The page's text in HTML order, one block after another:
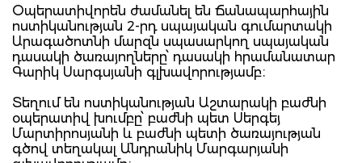
Օպերատիվորեն ժամանել են Ճանապարհային
ոստիկանության 2-րդ սպայական գումարտակի
Արագածոտնի մարզն սպասարկող սպայական
դասակի ծառայողները՝ դասակի հրամանատար
Գարիկ Սարգսյանի գլխավորությամբ։
Տեղում են ոստիկանության Աշտարակի բաժնի
օպերատիվ խումբը՝ բաժնի պետ Սերգեյ
Մարտիրոսյանի և բաժնի պետի ծառայության
գծով տեղակալ Անդրանիկ Մարգարյանի